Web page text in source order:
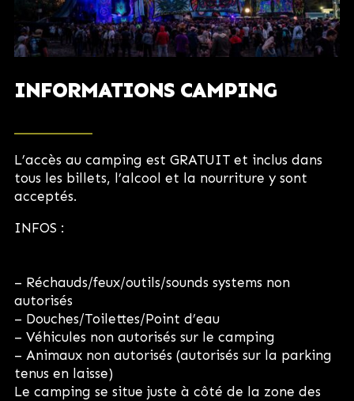
INFORMATIONS CAMPING
L’accès au camping est GRATUIT et inclus dans
tous les billets, l’alcool et la nourriture y sont
acceptés.
INFOS :
– Réchauds/feux/outils/sounds systems non
autorisés
– Douches/Toilettes/Point d’eau
– Véhicules non autorisés sur le camping
– Animaux non autorisés (autorisés sur la parking
tenus en laisse)
Le camping se situe juste à côté de la zone des